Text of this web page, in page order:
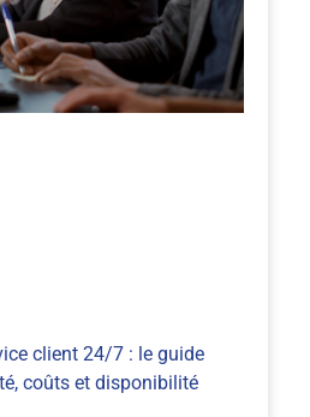
client 24/7 : le guide
coûts et disponibilité